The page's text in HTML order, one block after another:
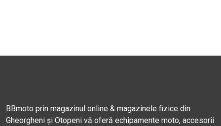
BBmoto prin magazinul online & magazinele fizice din
Gheorgheni și Otopeni vă oferă echipamente moto, accesorii